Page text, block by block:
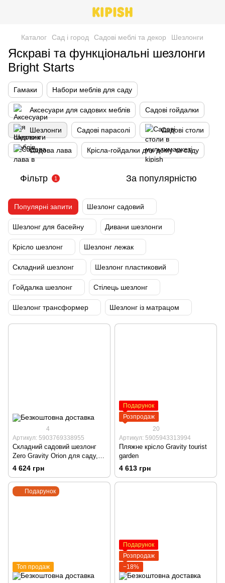
Каталог Сад і город Садові меблі та декор Шезлонги
Яскраві та функціональні шезлонги
Bright Starts
Гамаки Набори меблів для саду
Аксесуари для садових меблів Садові гойдалки
Шезлонги Садові парасолі Садові столи
Садова лава Крісла-гойдалки для дому та саду
Фільтр 1 За популярністю
Популярні запити Шезлонг садовий
Шезлонг для басейну Дивани шезлонги
Крісло шезлонг Шезлонг лежак
Складний шезлонг Шезлонг пластиковий
Гойдалка шезлонг Стілець шезлонг
Шезлонг трансформер Шезлонг із матрацом
4
Артикул: 5903769338955
Складний садовий шезлонг
Zero Gravity Orion для саду,
тераси та пляжу з підставкою
для напоїв, тримачем для
смартфона, чорний
4 624 грн
Подарунок
Розпродаж
20
Артикул: 5905943313994
Пляжне крісло Gravity tourist
garden
4 613 грн
Подарунок
Топ продаж
Подарунок
Розпродаж
−18%